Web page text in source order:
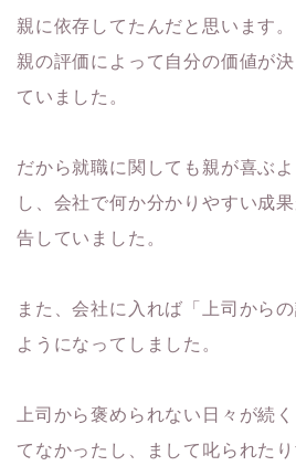
親に依存してたんだと思います。
親の評価によって自分の価値が
ていました。
だから就職に関しても親が喜ぶ
し、会社で何か分かりやすい成
告していました。
また、会社に入れば「上司から
ようになってしました。
上司から褒められない日々が続
てなかったし、まして叱られたり